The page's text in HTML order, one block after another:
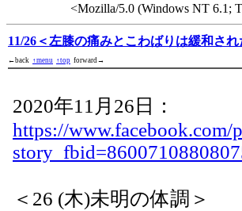
<Mozilla/5.0 (Windows NT 6.1;
11/26＜左膝の痛みとこわばりは緩和さ
←back ↑menu ↑top forward→
2020年11月26日：
https://www.facebook.com/
＜26 (木)未明の体調＞